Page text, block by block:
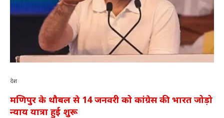
देश
मणिपुर के थौबल से 14 जनवरी को कांग्रेस की भारत जोड़ो
न्याय यात्रा हुई शुरू